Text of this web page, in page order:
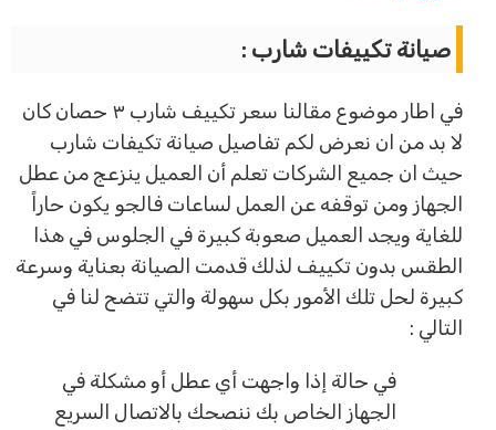
صيانة تكييفات شارب :
في اطار موضوع مقالنا سعر تكييف شارب ٣ حصان كان
لا بد من ان نعرض لكم تفاصيل صيانة تكيفات شارب
حيث ان جميع الشركات تعلم أن العميل ينزعج من عطل
الجهاز ومن توقفه عن العمل لساعات فالجو يكون حاراً
للغاية ويجد العميل صعوبة كبيرة في الجلوس في هذا
الطقس بدون تكييف لذلك قدمت الصيانة بعناية وسرعة
كبيرة لحل تلك الأمور بكل سهولة والتي تتضح لنا في
التالي :
في حالة إذا واجهت أي عطل أو مشكلة في
الجهاز الخاص بك ننصحك بالاتصال السريع